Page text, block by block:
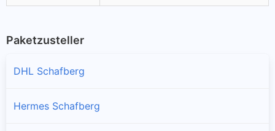
Paketzusteller
DHL Schafberg
Hermes Schafberg